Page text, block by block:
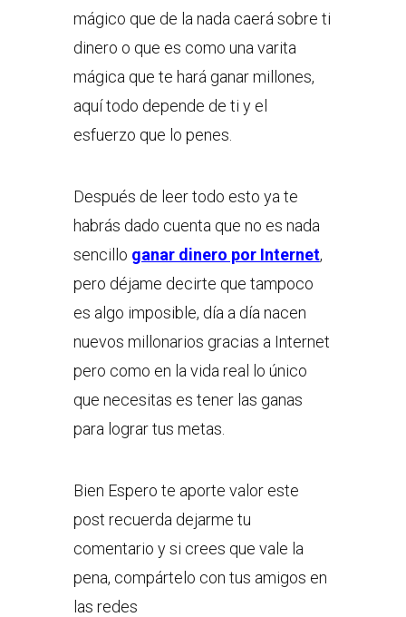
mágico que de la nada caerá sobre ti
dinero o que es como una varita
mágica que te hará ganar millones,
aquí todo depende de ti y el
esfuerzo que lo penes.
Después de leer todo esto ya te
habrás dado cuenta que no es nada
sencillo ganar dinero por Internet,
pero déjame decirte que tampoco
es algo imposible, día a día nacen
nuevos millonarios gracias a Internet
pero como en la vida real lo único
que necesitas es tener las ganas
para lograr tus metas.
Bien Espero te aporte valor este
post recuerda dejarme tu
comentario y si crees que vale la
pena, compártelo con tus amigos en
las redes